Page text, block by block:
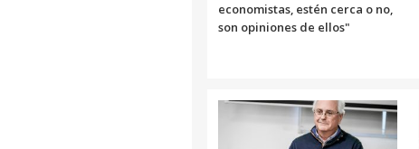
economistas, estén cerca o no,
son opiniones de ellos"